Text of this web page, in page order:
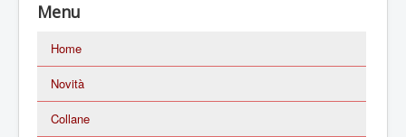
Menu
Home
Novità
Collane